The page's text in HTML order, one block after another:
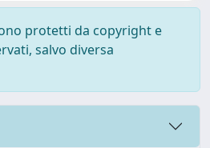
protetti da copyright e
salvo diversa